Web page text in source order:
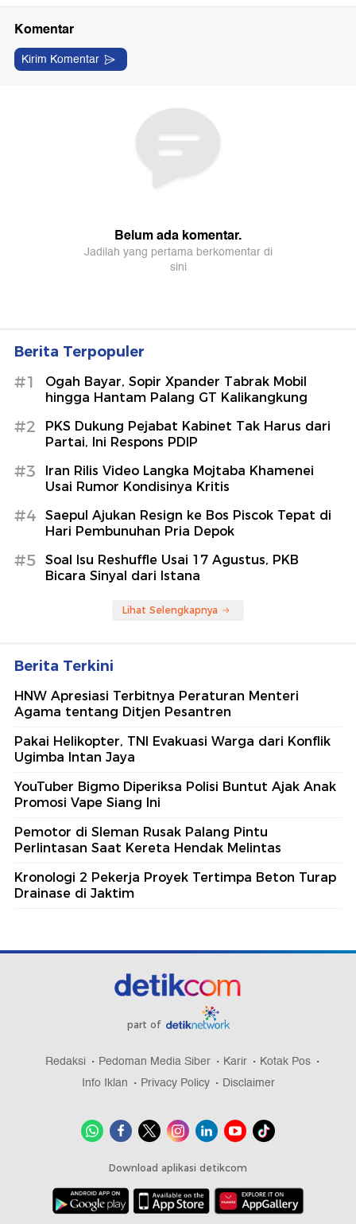
Berita Terpopuler
#1
Ogah Bayar, Sopir Xpander Tabrak Mobil
hingga Hantam Palang GT Kalikangkung
#2
PKS Dukung Pejabat Kabinet Tak Harus dari
Partai, Ini Respons PDIP
#3
Iran Rilis Video Langka Mojtaba Khamenei
Usai Rumor Kondisinya Kritis
#4
Saepul Ajukan Resign ke Bos Piscok Tepat di
Hari Pembunuhan Pria Depok
#5
Soal Isu Reshuffle Usai 17 Agustus, PKB
Bicara Sinyal dari Istana
Lihat Selengkapnya
Berita Terkini
HNW Apresiasi Terbitnya Peraturan Menteri
Agama tentang Ditjen Pesantren
Pakai Helikopter, TNI Evakuasi Warga dari Konflik
Ugimba Intan Jaya
YouTuber Bigmo Diperiksa Polisi Buntut Ajak Anak
Promosi Vape Siang Ini
Pemotor di Sleman Rusak Palang Pintu
Perlintasan Saat Kereta Hendak Melintas
Kronologi 2 Pekerja Proyek Tertimpa Beton Turap
Drainase di Jaktim
part of
Redaksi Pedoman Media Siber Karir
Kotak Pos
Info Iklan
Privacy Policy Disclaimer
Download aplikasi detikcom